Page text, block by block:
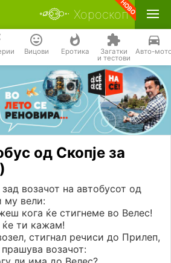
Хороскоп
Вицови Еротика Загатки
и тестови
Авто-
од Скопје за
возачот на автобусот од
му вели:
кога ќе стигнеме во Велес!
ќе ти кажам!
стигнал речиси до Прилеп,
возачот: